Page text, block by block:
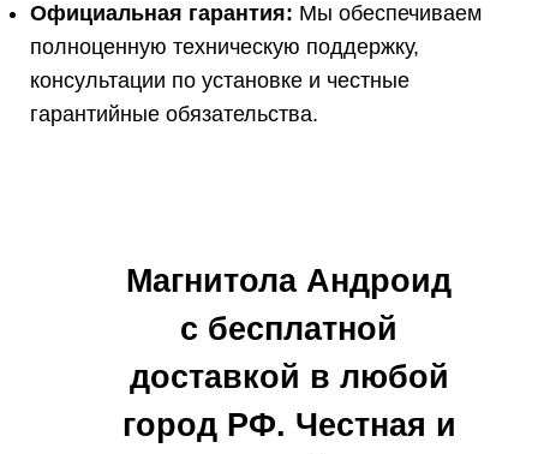
Официальная гарантия: Мы обеспечиваем
полноценную техническую поддержку,
консультации по установке и честные
гарантийные обязательства.
Магнитола Андроид
с бесплатной
доставкой в любой
город РФ. Честная и